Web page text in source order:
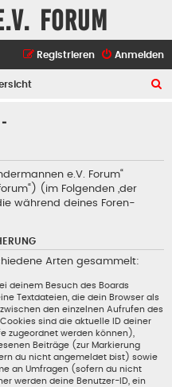
Forum
Anmelden
Registrieren
e.V. Forum“
(im Folgenden „der
während deines Foren-
Arten gesammelt:
deinem Besuch des Boards
Textdateien, die dein Browser als
den einzelnen Aufrufen des
sind die aktuelle ID deiner
zugeordnet werden können),
Beiträge (zur Markierung
du nicht angemeldet bist) sowie
an Umfragen (sofern du nicht
werden deine Benutzer-ID, ein